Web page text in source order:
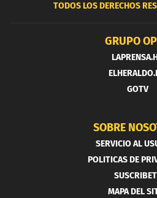
TODOS LOS DERECHOS
GRUPO
GOTV
SOBRE
SERVICIO AL
POLITICAS DE
MAPA DEL